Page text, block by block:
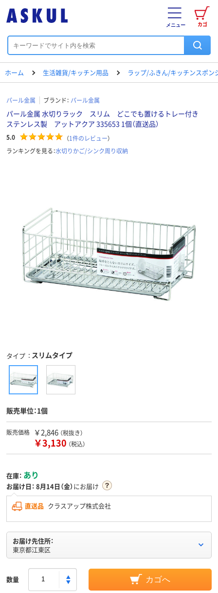
カゴ
メニュー
ホーム 生活雑貨/キッチン用品 ラップ/ふきん/キッチンスポン
パール金属 ブランド： パール金属
パール金属 水切りラック スリム どこでも置けるトレー付き
ステンレス製 アットアクア 335653 1個（直送品）
5.0 （1件のレビュー）
ランキングを見る：水切りかご/シンク周り収納
タイプ スリムタイプ
販売単位：1個
販売価格 ￥2,846 （税抜き）
￥3,130 （税込）
在庫： あり
お届け日： 8月14日（金）にお届け
直送品 クラスアップ株式会社
お届け先住所：
東京都江東区
数量 カゴへ